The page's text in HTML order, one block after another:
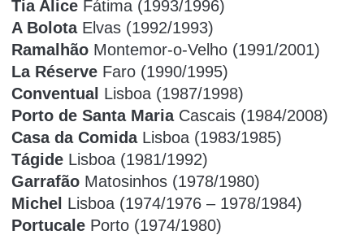
Tia Alice Fátima (1993/1996)
A Bolota Elvas (1992/1993)
Ramalhão Montemor-o-Velho (1991/2001)
La Réserve Faro (1990/1995)
Conventual Lisboa (1987/1998)
Porto de Santa MariaCascais (1984/2008)
Casa da ComidaLisboa (1983/1985)
Tágide Lisboa (1981/1992)
Garrafão Matosinhos (1978/1980)
Michel Lisboa (1974/1976 – 1978/1984)
Portucale Porto (1974/1980)